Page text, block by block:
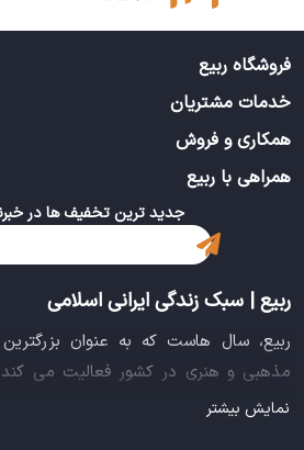
فروشگاه ربیع
خدمات مشتریان
همکاری و فروش
همراهی با ربیع
جدید ترین تخفیف ها در
ربیع | سبک زندگی ایرانی اسلامی
ربیع، سال هاست که به عنوان
مذهبی و هنری در کشور فعالیت می کند
سبک زندگی ایرانی اسلامی قرار داده است.
نمایش بیشتر